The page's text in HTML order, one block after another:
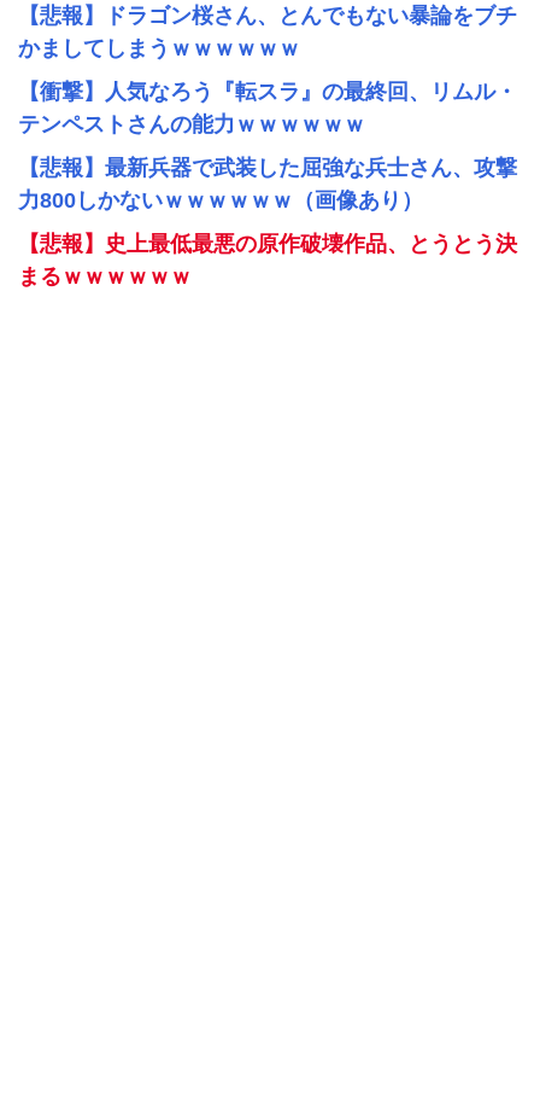
【悲報】ドラゴン桜さん、とんでもない暴論をブチ
かましてしまうｗｗｗｗｗｗ
【衝撃】人気なろう『転スラ』の最終回、リムル・
テンペストさんの能力ｗｗｗｗｗｗ
【悲報】最新兵器で武装した屈強な兵士さん、攻撃
力800しかないｗｗｗｗｗｗ（画像あり）
【悲報】史上最低最悪の原作破壊作品、とうとう決
まるｗｗｗｗｗｗ